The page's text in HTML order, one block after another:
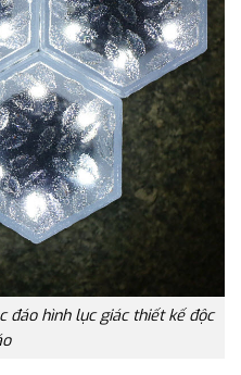
đáo hình lục giác thiết kế độc